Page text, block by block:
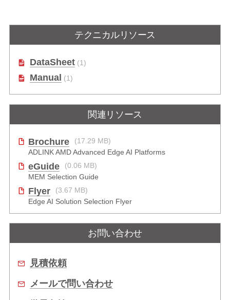
第4/5世代 Intel® Xeon® スケーラブ
ルプロセッサ搭載4U AI GPUサーバ
第4/5世代インテル® Xeon® スケー
テクニカルリソース
DataSheet(1)
Manual (1)
関連リソース
Brochure
(17.29 MB)
ADLINK AMD Advanced Edge AI Platforms
eGuide
(0.06 MB)
MEM Selection Guide
Flyer
(3.67 MB)
Edge AI Solution Selection Flyer
お問い合わせ
見積依頼
メールで問い合わせ